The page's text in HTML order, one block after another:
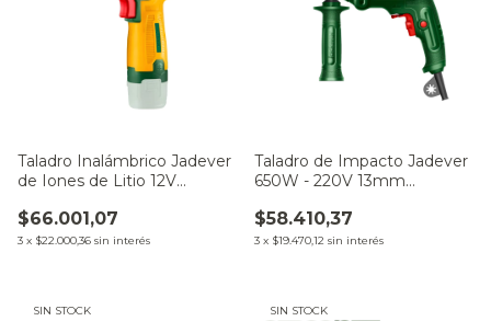
Taladro Inalámbrico Jadever
de Iones de Litio 12V
$66.001,07
3 x $22.000,36 sin interés
Taladro de Impacto Jadever
650W - 220V 13mm
$58.410,37
3 x $19.470,12 sin interés
SIN STOCK SIN STOCK